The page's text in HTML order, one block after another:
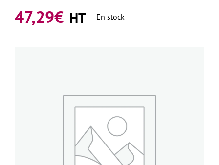
47,29€ HT En stock